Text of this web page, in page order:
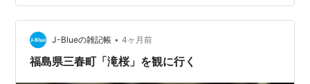
木駅 720D 徐々に撮影する人も増え、 こちらのカメラア
ングルに関係なく、 一般の観桜客や散歩する地元の人
は、 どんどんフレームインしてくる…。 これはもうどう
しようもないと諦めた。 それでも４両編成の下りの一番
J-Blueの雑記帳 • 4ヶ月前
福島県三春町「滝桜」を観に行く